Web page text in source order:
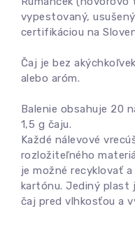
vypestovaný,
certifikáciou na
Čaj je bez
alebo aróm.
Balenie obsahuje 20
1,5 g čaju.
Každé nálevové
rozložiteľného
je možné recyklovať
kartónu. Jediný plast
čaj pred vlhkosťou a